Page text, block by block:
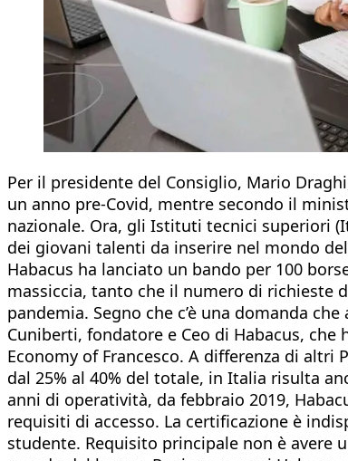
Per il presidente del Consiglio, Mario
un anno pre-Covid, mentre secondo il
nazionale. Ora, gli Istituti tecnici superiori
dei giovani talenti da inserire nel mondo
Habacus ha lanciato un bando per 100
massiccia, tanto che il numero di richieste
pandemia. Segno che c’è una domanda
Cuniberti, fondatore e Ceo di Habacus,
Economy of Francesco. A differenza di
dal 25% al 40% del totale, in Italia risulta
anni di operatività, da febbraio 2019,
requisiti di accesso. La certificazione è
studente. Requisito principale non è avere